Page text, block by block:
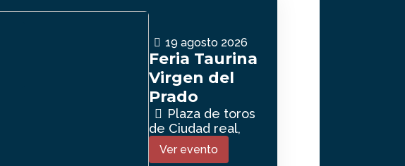
19 agosto 2026
Feria Taurina
Virgen del
Prado
Plaza de toros
de Ciudad real,
Ver evento